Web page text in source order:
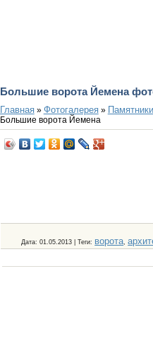
Большие ворота Йемена
Главная» Фотогалерея»
Большие ворота Йемена
Дата: 01.05.2013 |Теги: ворота ,